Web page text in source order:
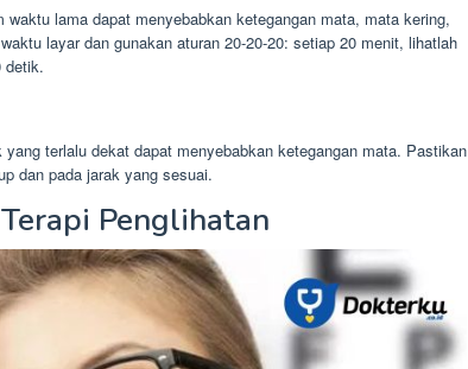
waktu lama dapat menyebabkan ketegangan mata, mata kering,
layar dan gunakan aturan 20-20-20: setiap 20 menit, lihatlah
detik.
terlalu dekat dapat menyebabkan ketegangan mata. Pastikan
dan pada jarak yang sesuai.
Penglihatan